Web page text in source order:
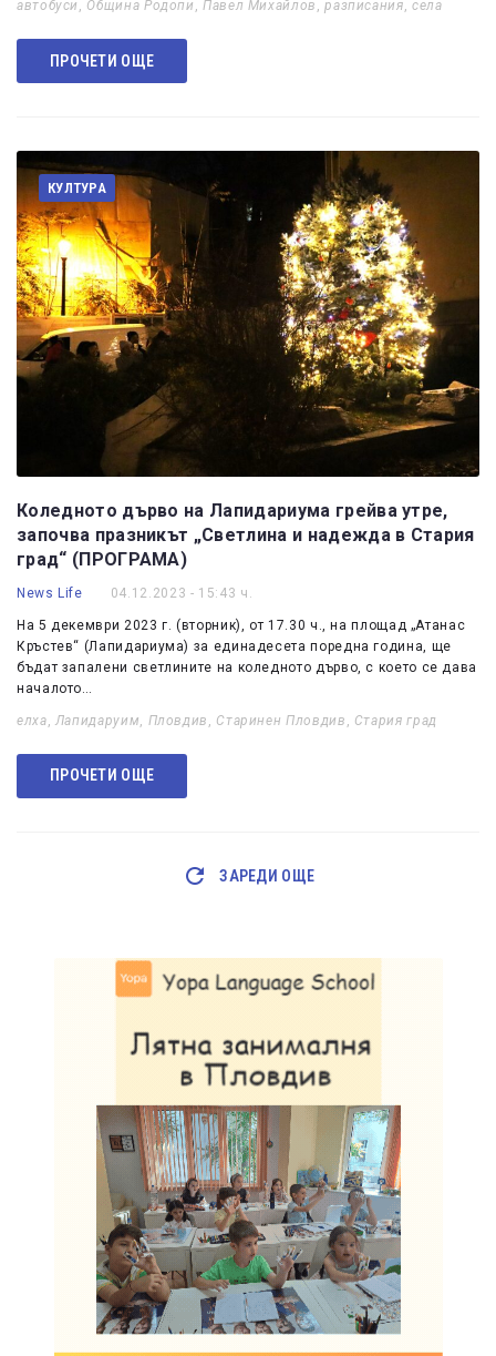
автобуси , Община Родопи ,Павел Михайлов ,разписания, села
ПРОЧЕТИ ОЩЕ
КУЛТУРА
Коледното дърво на Лапидариума грейва утре,
започва празникът „Светлина и надежда в Стария
град“ (ПРОГРАМА)
News Life 04.12.2023 - 15:43 ч.
На 5 декември 2023 г. (вторник), от 17.30 ч., на площад „Атанас
Кръстев“ (Лапидариума) за единадесета поредна година, ще
бъдат запалени светлините на коледното дърво, с което се дава
началото…
елха Лапидаруим Пловдив Старинен Пловдив Стария град
ПРОЧЕТИ ОЩЕ
ЗАРЕДИ ОЩЕ